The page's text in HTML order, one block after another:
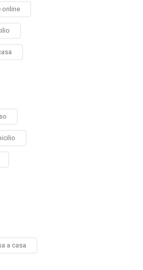
online
a casa